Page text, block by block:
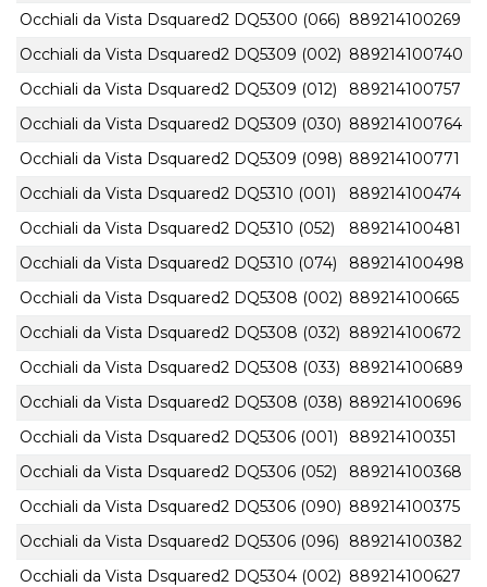
Occhiali da Vista Dsquared2 DQ5300 (066) 889214100269
Occhiali da Vista Dsquared2 DQ5309 (002) 889214100740
Occhiali da Vista Dsquared2 DQ5309 (012)
889214100757
Occhiali da Vista Dsquared2 DQ5309 (030) 889214100764
Occhiali da Vista Dsquared2 DQ5309 (098) 889214100771
Occhiali da Vista Dsquared2 DQ5310 (001)
889214100474
Occhiali da Vista Dsquared2 DQ5310 (052)
889214100481
Occhiali da Vista Dsquared2 DQ5310 (074)
889214100498
Occhiali da Vista Dsquared2 DQ5308 (002) 889214100665
Occhiali da Vista Dsquared2 DQ5308 (032) 889214100672
Occhiali da Vista Dsquared2 DQ5308 (033) 889214100689
Occhiali da Vista Dsquared2 DQ5308 (038) 889214100696
Occhiali da Vista Dsquared2 DQ5306 (001)
889214100351
Occhiali da Vista Dsquared2 DQ5306 (052)
889214100368
Occhiali da Vista Dsquared2 DQ5306 (090) 889214100375
Occhiali da Vista Dsquared2 DQ5306 (096)
889214100382
Occhiali da Vista Dsquared2 DQ5304 (002) 889214100627